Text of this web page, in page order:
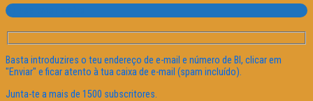
Subscrever o site
Basta introduzires o teu endereço de e-mail e número de BI, clicar em
"Enviar" e ficar atento à tua caixa de e-mail (spam incluído).
Junta-te a mais de 1500 subscritores.